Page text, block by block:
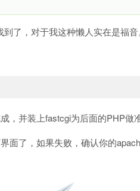
了，对于我这种懒人实在是福音
，并装上fastcgi为后面的PHP做准
面了，如果失败，确认你的